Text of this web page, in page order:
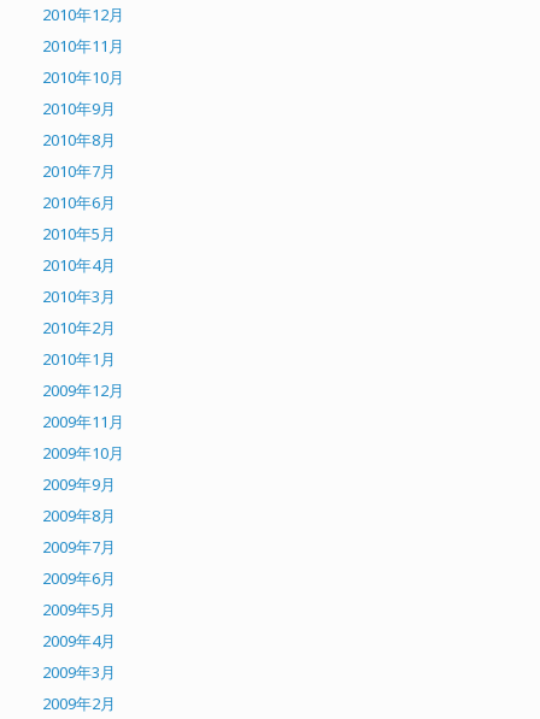
2010年12月
2010年11月
2010年10月
2010年9月
2010年8月
2010年7月
2010年6月
2010年5月
2010年4月
2010年3月
2010年2月
2010年1月
2009年12月
2009年11月
2009年10月
2009年9月
2009年8月
2009年7月
2009年6月
2009年5月
2009年4月
2009年3月
2009年2月